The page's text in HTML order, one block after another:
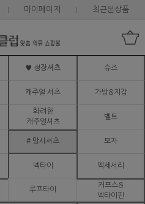
마이페이지 최근본상품
♥ 정장셔츠 슈즈
캐주얼 셔츠 가방&지갑
화려한
캐주얼셔츠
벨트
# 망사셔츠 모자
넥타이 액세서리
루프타이
커프스&
넥타이핀